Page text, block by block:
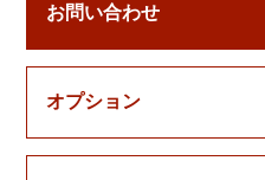
お問い合わせ
オプション